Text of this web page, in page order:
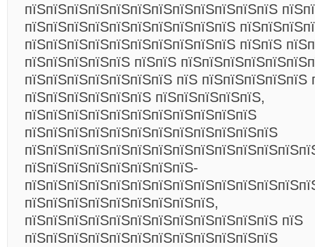
пїЅпїЅпїЅпїЅпїЅпїЅпїЅпїЅпїЅпїЅпїЅпїЅ
пїЅпїЅпїЅпїЅпїЅпїЅпїЅпїЅпїЅпїЅ
пїЅпїЅпїЅпїЅпїЅпїЅпїЅпїЅпїЅпїЅ пїЅпїЅ
пїЅпїЅпїЅпїЅпїЅ пїЅпїЅ
пїЅпїЅпїЅпїЅпїЅпїЅпїЅ пїЅ пїЅпїЅпїЅпїЅпїЅ
пїЅпїЅпїЅпїЅпїЅпїЅ пїЅпїЅпїЅпїЅпїЅ,
пїЅпїЅпїЅпїЅпїЅпїЅпїЅпїЅпїЅпїЅпїЅ
пїЅпїЅпїЅпїЅпїЅпїЅпїЅпїЅпїЅпїЅпїЅпїЅ
пїЅпїЅпїЅпїЅпїЅпїЅпїЅпїЅ-
пїЅпїЅпїЅпїЅпїЅпїЅпїЅпїЅпїЅ,
пїЅпїЅпїЅпїЅпїЅпїЅпїЅпїЅпїЅпїЅпїЅпїЅ пїЅ
пїЅпїЅпїЅпїЅпїЅпїЅпїЅпїЅпїЅпїЅпїЅпїЅ